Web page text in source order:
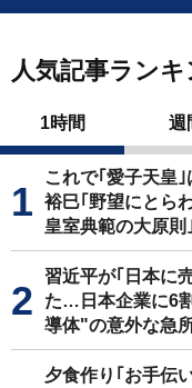
人気記事ラン
1時間 週
これで｢愛子天皇
裕巳｢野望にとら
皇室典範の大原則
習近平が｢日本に
た…日本企業に6
導体"の意外な急
夕食作り｢お手伝